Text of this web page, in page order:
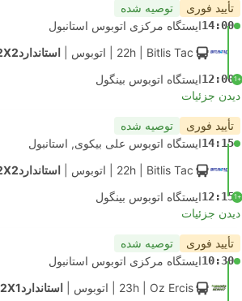
تأیید فوری توصیه شده
14:00ایستگاه مرکزی اتوبوس استانبول
22h | Bitlis Tac اتوبوس استاندارد2X2
+1
12:00ایستگاه اتوبوس بینگول
دیدن جزئیات
تأیید فوری توصیه شده
14:15ایستگاه اتوبوس علی بیکوی, استانبول
22h | Bitlis Tac اتوبوس استاندارد2X2
+1
12:15ایستگاه اتوبوس بینگول
دیدن جزئیات
تأیید فوری توصیه شده
10:30ایستگاه مرکزی اتوبوس استانبول
23h | Oz Ercis اتوبوس استاندارد2X1